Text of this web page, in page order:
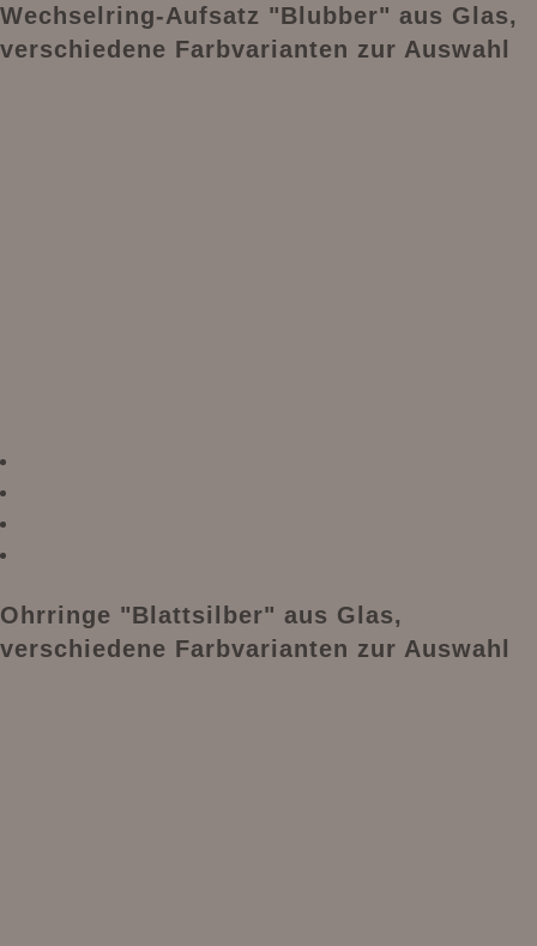
Wechselring-Aufsatz "Blubber" aus Glas,
verschiedene Farbvarianten zur Auswahl
Ohrringe "Blattsilber" aus Glas,
verschiedene Farbvarianten zur Auswahl